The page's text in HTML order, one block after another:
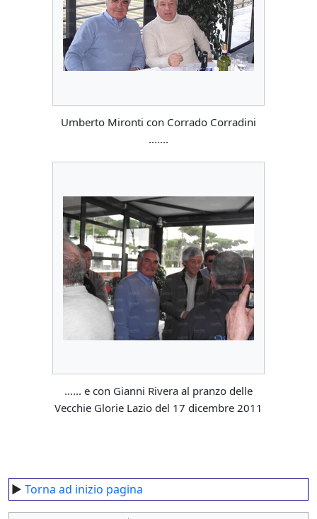
Umberto Mironti con Corrado Corradini
.......
...... e con Gianni Rivera al pranzo delle
Vecchie Glorie Lazio del 17 dicembre 2011
► Torna ad inizio pagina